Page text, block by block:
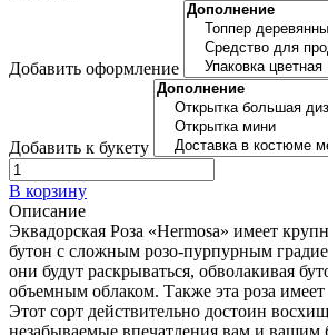
Добавить оформление
Добавить к букету
В корзину
Описание
Эквадорская Роза «Hermosa» имеет
бутон с сложным розо-пурпурным
они будут раскрываться, обволакивая
объемным облаком. Также эта роза имеет
Этот сорт действительно достоин
незабываемые впечатления вам и вашим